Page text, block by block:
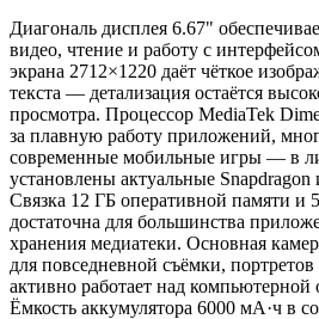
Диагональ дисплея 6.67"
видео, чтение и работу с
экрана 2712×1220 даёт чёткое
текста — детализация остаётся
просмотра. Процессор MediaTek
за плавную работу приложений,
современные мобильные игры — в
установлены актуальные
Связка 12 ГБ оперативной памяти и
достаточна для большинства
хранения медиатеки. Основная
для повседневной съёмки,
активно работает над компьютерной
Ёмкость аккумулятора 6000 мА·ч в